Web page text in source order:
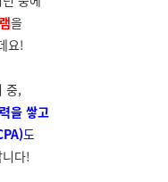
을
요!
중,
을 쌓고
도
다!